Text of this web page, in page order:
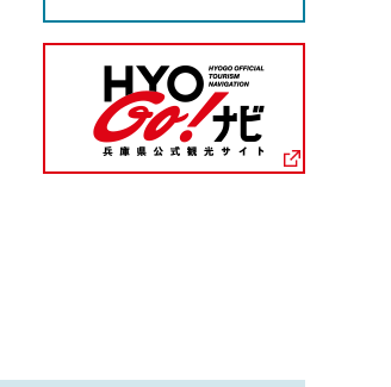
2026年8月11日～2026年8月23日
『第30回六甲山の災害
2026年6月27日
こども学芸
「夏のこど
（丹波篠山